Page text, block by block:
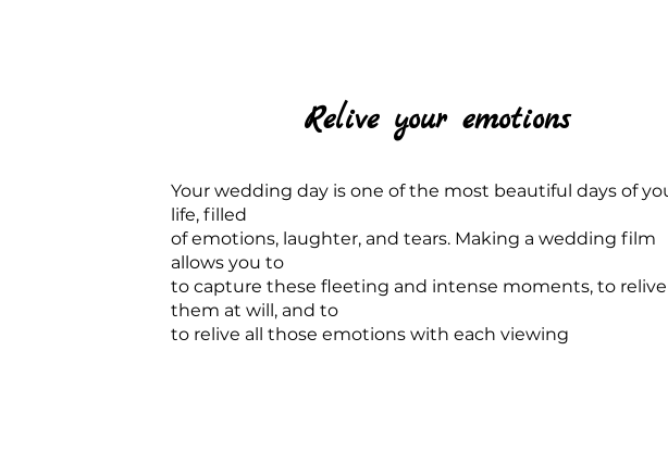
Relive your emotions
Your wedding day is one of the most beautiful days of
life, filled
of emotions, laughter, and tears. Making a wedding film
allows you to
to capture these fleeting and intense moments, to relive
them at will, and to
to relive all those emotions with each viewing